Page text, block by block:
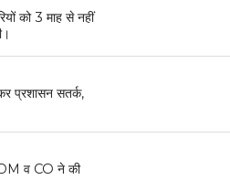
को 3 माह से नहीं
प्रशासन सतर्क,
व CO ने की